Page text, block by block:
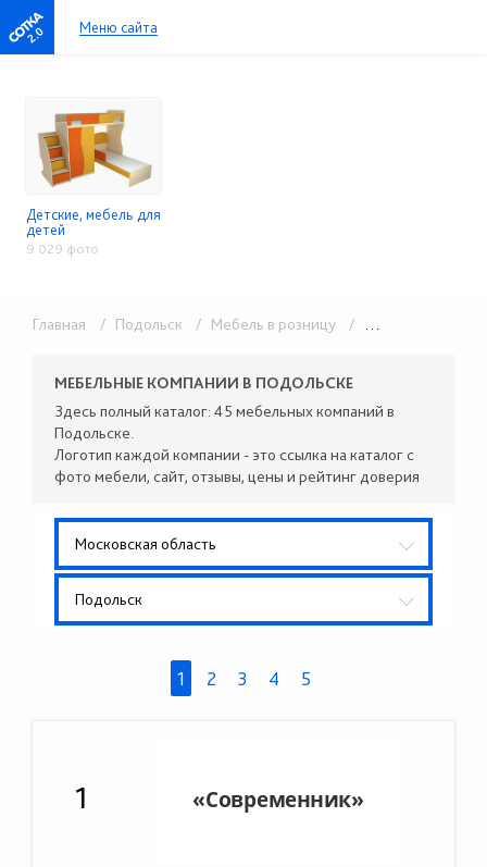
2.0 Меню сайта
Детские, мебель для
детей
9 029 фото
Главная / Подольск / Мебель в розницу / Детские, мебель для детей
МЕБЕЛЬНЫЕ КОМПАНИИ В ПОДОЛЬСКЕ
Здесь полный каталог: 45 мебельных компаний в
Подольске.
Логотип каждой компании - это ссылка на каталог с
фото мебели, сайт, отзывы, цены и рейтинг доверия
Московская область
Подольск
1 2 3 4 5
1